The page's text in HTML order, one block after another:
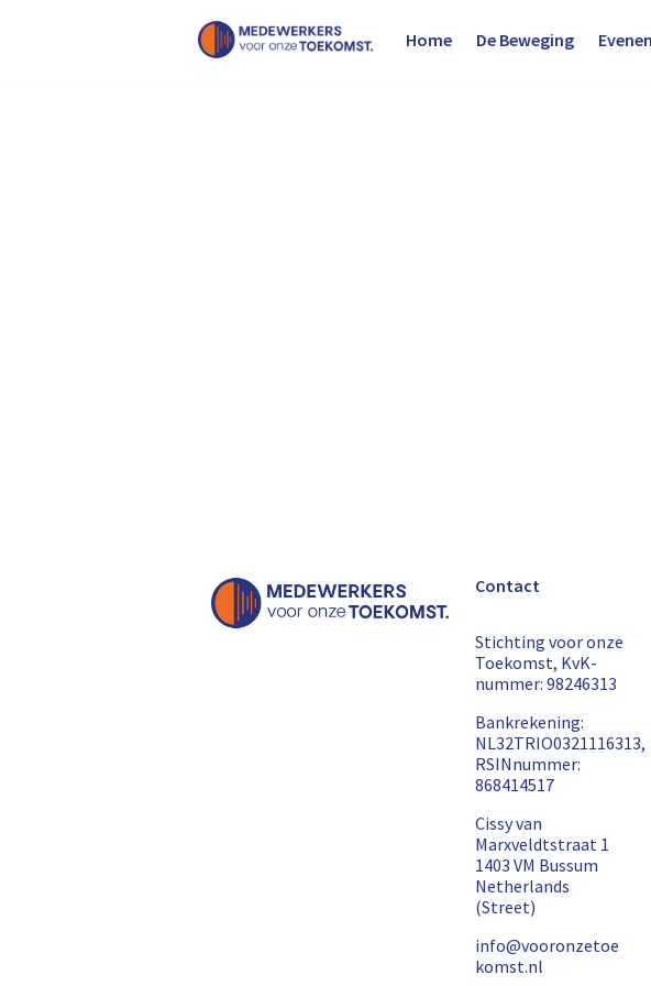
Home De Beweging
Contact
Stichting voor onze
Toekomst, KvK-
nummer: 98246313
Bankrekening:
NL32TRIO0321116313,
RSINnummer:
868414517
Cissy van
Marxveldtstraat 1
1403 VM Bussum
Netherlands
(Street)
info@vooronzetoe
komst.nl